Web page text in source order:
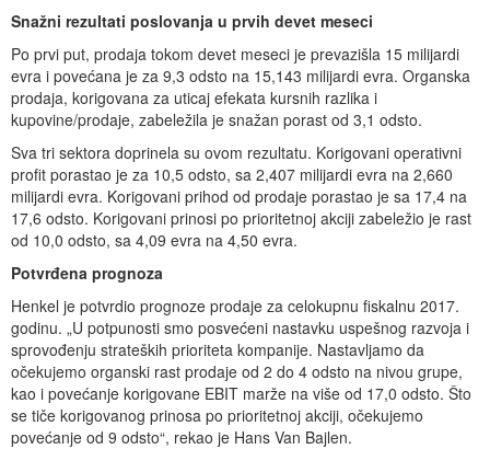
Snažni rezultati poslovanja u prvih devet meseci
Po prvi put, prodaja tokom devet meseci je prevazišla 15 milijardi
evra i povećana je za 9,3 odsto na 15,143 milijardi evra. Organska
prodaja, korigovana za uticaj efekata kursnih razlika i
kupovine/prodaje, zabeležila je snažan porast od 3,1 odsto.
Sva tri sektora doprinela su ovom rezultatu. Korigovani operativni
profit porastao je za 10,5 odsto, sa 2,407 milijardi evra na 2,660
milijardi evra. Korigovani prihod od prodaje porastao je sa 17,4 na
17,6 odsto. Korigovani prinosi po prioritetnoj akciji zabeležio je rast
od 10,0 odsto, sa 4,09 evra na 4,50 evra.
Potvrđena prognoza
Henkel je potvrdio prognoze prodaje za celokupnu fiskalnu 2017.
godinu. „U potpunosti smo posvećeni nastavku uspešnog razvoja i
sprovođenju strateških prioriteta kompanije. Nastavljamo da
očekujemo organski rast prodaje od 2 do 4 odsto na nivou grupe,
kao i povećanje korigovane EBIT marže na više od 17,0 odsto. Što
se tiče korigovanog prinosa po prioritetnoj akciji, očekujemo
povećanje od 9 odsto“, rekao je Hans Van Bajlen.